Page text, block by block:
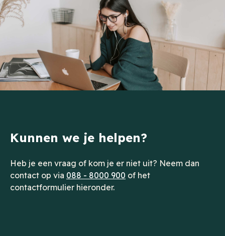
Kunnen we je helpen?
Heb je een vraag of kom je er niet uit? Neem dan
contact op via 088 - 8000 900 of het
contactformulier hieronder.